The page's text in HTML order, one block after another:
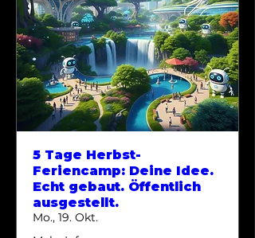
5 Tage Herbst-
Feriencamp: Deine Idee.
Echt gebaut. Öffentlich
ausgestellt.
Mo., 19. Okt.